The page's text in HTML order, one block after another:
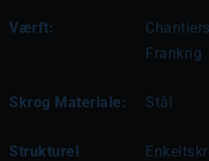
Værft:
Frankrig
Skrog Materiale: Stål
Strukturel